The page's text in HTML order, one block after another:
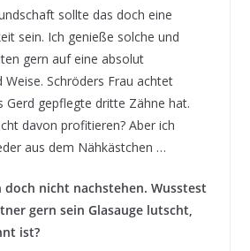
sollte das doch eine
sein. Ich genieße solche und
gern auf eine absolut
Schröders Frau achtet
Gerd gepflegte dritte Zähne hat.
davon profitieren? Aber ich
aus dem Nähkästchen …
doch nicht nachstehen. Wusstest
gern sein Glasauge lutscht,
ist?